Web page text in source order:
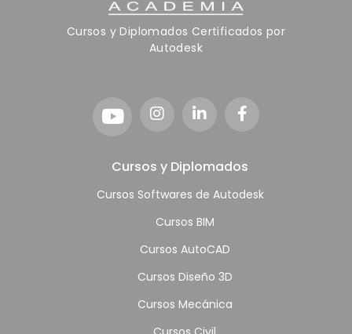
Cursos y Diplomados Certificados por
Autodesk
Cursos y Diplomados
Cursos Softwares de Autodesk
Cursos BIM
Cursos AutoCAD
Cursos Diseño 3D
Cursos Mecánica